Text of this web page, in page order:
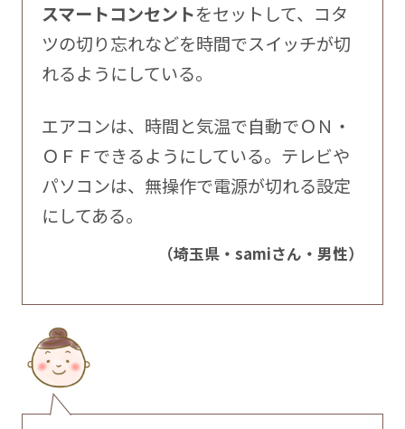
スマートコンセントをセットして、コタ
ツの切り忘れなどを時間でスイッチが切
れるようにしている。
エアコンは、時間と気温で自動でＯＮ・
ＯＦＦできるようにしている。テレビや
パソコンは、無操作で電源が切れる設定
にしてある。
（埼玉県・samiさん・男性）